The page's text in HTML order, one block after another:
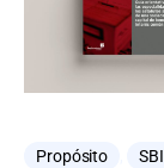
Propósito